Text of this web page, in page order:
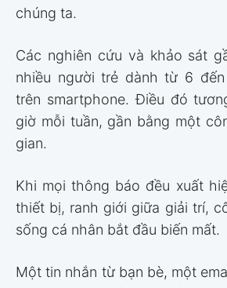
chúng ta.
Các nghiên cứu và khảo sát
nhiều người trẻ dành từ 6
trên smartphone. Điều đó
giờ mỗi tuần, gần bằng một
gian.
Khi mọi thông báo đều xuất
thiết bị, ranh giới giữa giải trí,
sống cá nhân bắt đầu biến mất.
Một tin nhắn từ bạn bè, một